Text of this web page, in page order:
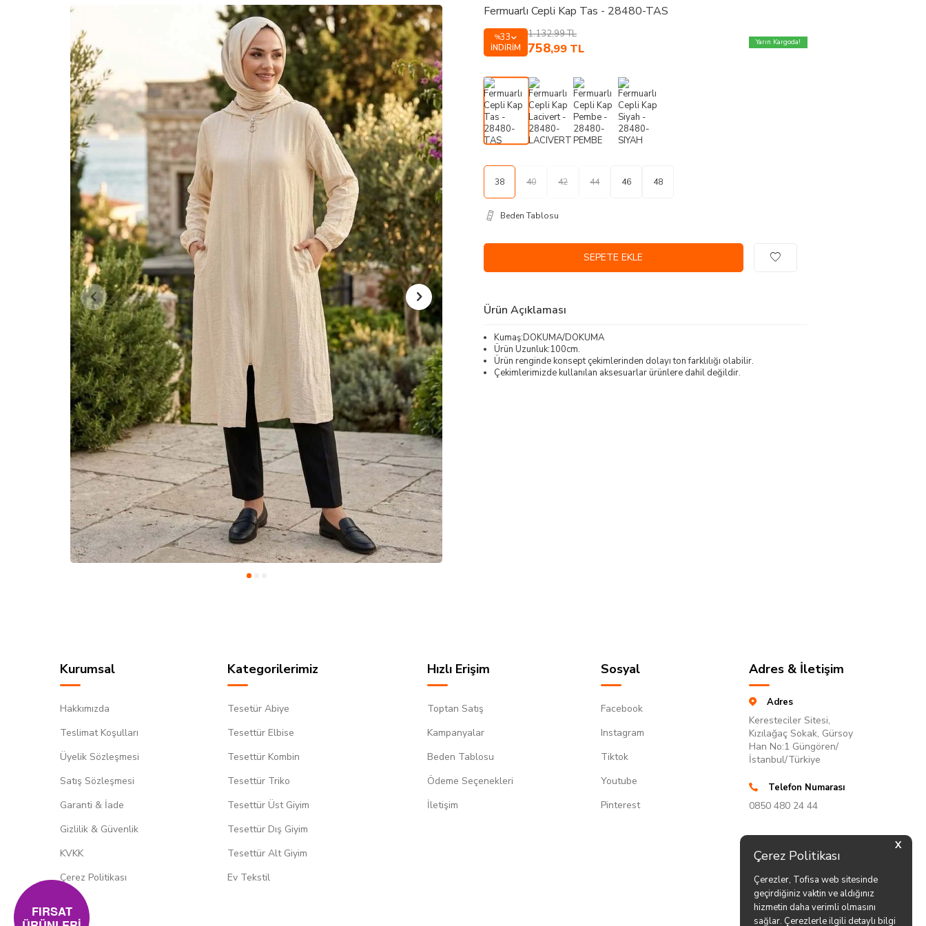
X
Çerez Politikası
Çerezler, Tofisa web sitesinde
geçirdiğiniz vaktin ve aldığınız
hizmetin daha verimli olmasını
sağlar. Çerezlerle ilgili detaylı bilgi
Fermuarlı Cepli Kap Tas - 28480-TAS
%33
İNDIRIM
1.132,99TL
758,99 TL Yarın Kargoda!
38 40 42 44 46 48
Beden Tablosu
SEPETE EKLE
Ürün Açıklaması
Kumaş:DOKUMA/DOKUMA
Ürün Uzunluk:100cm.
Ürün renginde konsept çekimlerinden dolayı ton farklılığı olabilir.
Çekimlerimizde kullanılan aksesuarlar ürünlere dahil değildir.
Kurumsal
Hakkımızda
Teslimat Koşulları
Üyelik Sözleşmesi
Satış Sözleşmesi
Garanti & İade
Gizlilik & Güvenlik
KVKK
Çerez Politikası
Kategorilerimiz
Tesetür Abiye
Tesettür Elbise
Tesettür Kombin
Tesettür Triko
Tesettür Üst Giyim
Tesettür Dış Giyim
Tesettür Alt Giyim
Ev Tekstil
Hızlı Erişim
Toptan Satış
Kampanyalar
Beden Tablosu
Ödeme Seçenekleri
İletişim
Sosyal
Facebook
Instagram
Tiktok
Youtube
Pinterest
Adres & İletişim
Adres
Keresteciler Sitesi,
Kızılağaç Sokak, Gürsoy
Han No:1 Güngören/
İstanbul/Türkiye
Telefon Numarası
0850 480 24 44
FIRSAT